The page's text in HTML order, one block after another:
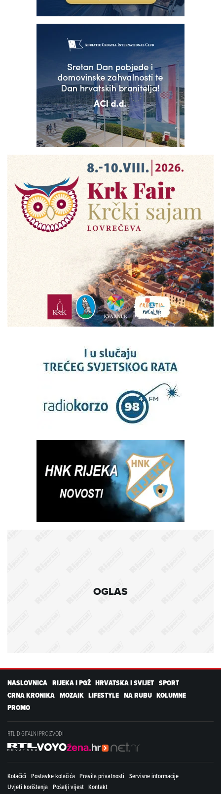
OGLAS
NASLOVNICA RIJEKA I PGŽ HRVATSKA I SVIJET SPORT
CRNA KRONIKA MOZAIK LIFESTYLE NA RUBU KOLUMNE
PROMO
RTL DIGITALNI PROIZVODI
Kolačići Postavke kolačića Pravila privatnosti
Servisne informacije
Uvjeti korištenja Pošalji vijest Kontakt